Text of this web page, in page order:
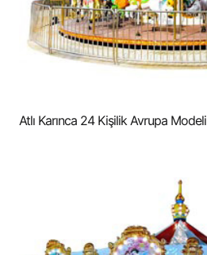
Atlı Karınca 24 Kişilik Avrupa Modeli